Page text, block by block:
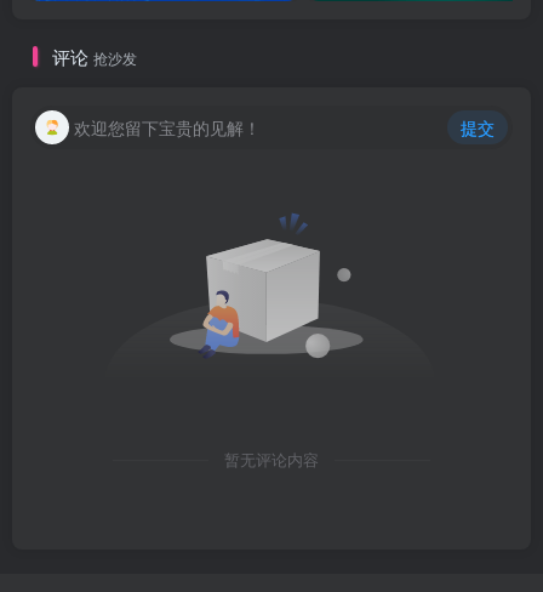
评论 抢沙发
欢迎您留下宝贵的见解！ 提交
暂无评论内容